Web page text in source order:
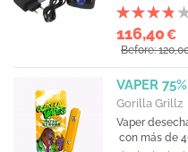
116,40€
Before:
VAPER
Gorilla Grillz
Vaper
con más de